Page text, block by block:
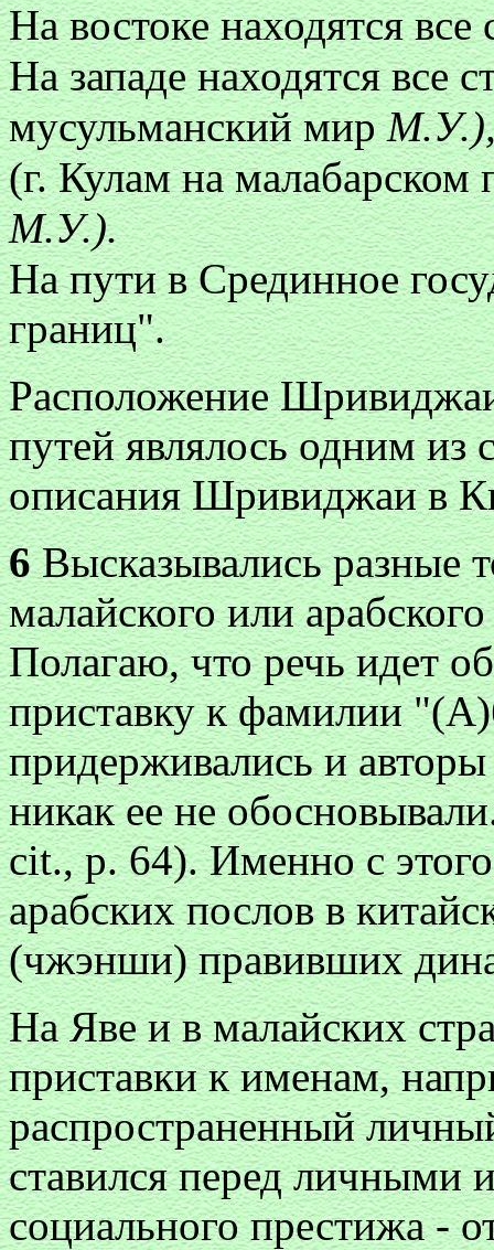
На востоке находятся
На западе находятся все
мусульманский мир
(г. Кулам на
М.У.).
На пути в Срединное
границ".
Расположение
путей являлось одним из
описания Шривиджаи в
6Высказывались разные
малайского или
Полагаю, что речь идет
приставку к фамилии
придерживались и
никак ее не
cit., p. 64). Именно с
арабских послов в
(чжэнши) правивших
На Яве и в малайских
приставки к именам,
распространенный
ставился перед личными
социального престижа -